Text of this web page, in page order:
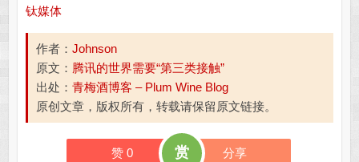
钛媒体
作者： Johnson
原文： 腾讯的世界需要“第三类接触”
出处： 青梅酒博客 – Plum Wine Blog
原创文章，版权所有，转载请保留原文链接。
赞 0 赏 分享